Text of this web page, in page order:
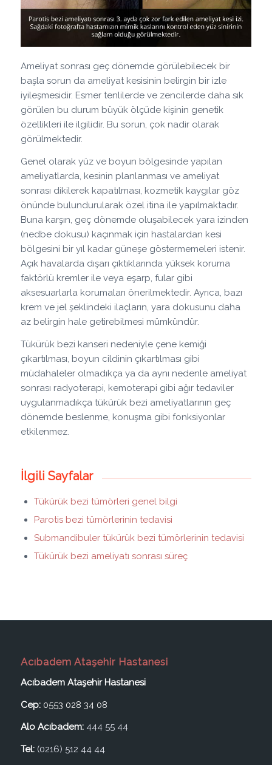
Ameliyat sonrası geç dönemde görülebilecek bir
başla sorun da ameliyat kesisinin belirgin bir izle
iyileşmesidir. Esmer tenlilerde ve zencilerde daha sık
görülen bu durum büyük ölçüde kişinin genetik
özellikleri ile ilgilidir. Bu sorun, çok nadir olarak
görülmektedir.
Genel olarak yüz ve boyun bölgesinde yapılan
ameliyatlarda, kesinin planlanması ve ameliyat
sonrası dikilerek kapatılması, kozmetik kaygılar göz
önünde bulundurularak özel itina ile yapılmaktadır.
Buna karşın, geç dönemde oluşabilecek yara izinden
(nedbe dokusu) kaçınmak için hastalardan kesi
bölgesini bir yıl kadar güneşe göstermemeleri istenir.
Açık havalarda dışarı çıktıklarında yüksek koruma
faktörlü kremler ile veya eşarp, fular gibi
aksesuarlarla korumaları önerilmektedir. Ayrıca, bazı
krem ve jel şeklindeki ilaçların, yara dokusunu daha
az belirgin hale getirebilmesi mümkündür.
Tükürük bezi kanseri nedeniyle çene kemiği
çıkartılması, boyun cildinin çıkartılması gibi
müdahaleler olmadıkça ya da aynı nedenle ameliyat
sonrası radyoterapi, kemoterapi gibi ağır tedaviler
uygulanmadıkça tükürük bezi ameliyatlarının geç
dönemde beslenme, konuşma gibi fonksiyonlar
etkilenmez.
İlgili Sayfalar
Tükürük bezi tümörleri genel bilgi
Parotis bezi tümörlerinin tedavisi
Submandibuler tükürük bezi tümörlerinin tedavisi
Tükürük bezi ameliyatı sonrası süreç
Acıbadem Ataşehir Hastanesi
Acıbadem Ataşehir Hastanesi
Cep: 0553 028 34 08
Alo Acıbadem:444 55 44
Tel:(0216) 512 44 44